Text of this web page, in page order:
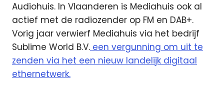
Audiohuis. In Vlaanderen is Mediahuis ook al
actief met de radiozender op FM en DAB+.
Vorig jaar verwierf Mediahuis via het bedrijf
Sublime World B.V. een vergunning om uit te
zenden via het een nieuw landelijk digitaal
ethernetwerk.